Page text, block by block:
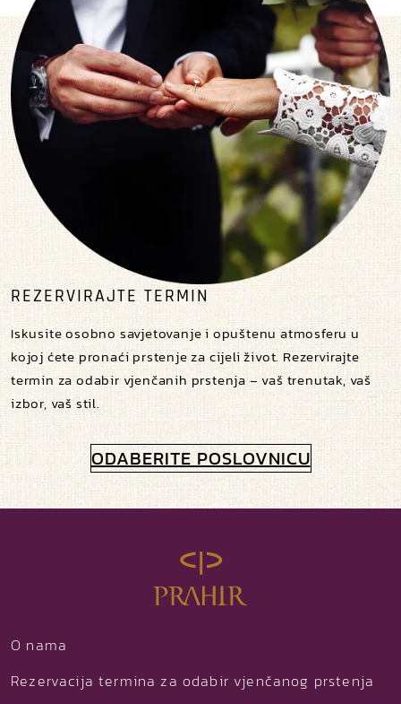
REZERVIRAJTE TERMIN
Iskusite osobno savjetovanje i opuštenu atmosferu u
kojoj ćete pronaći prstenje za cijeli život. Rezervirajte
termin za odabir vjenčanih prstenja – vaš trenutak, vaš
izbor, vaš stil.
ODABERITE POSLOVNICU
O nama
Rezervacija termina za odabir vjenčanog prstenja